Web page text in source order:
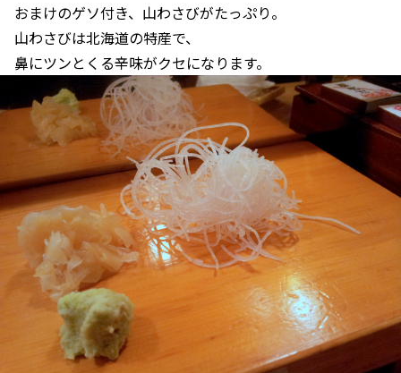
おまけのゲソ付き、山わさびがたっぷり。
山わさびは北海道の特産で、
鼻にツンとくる辛味がクセになります。